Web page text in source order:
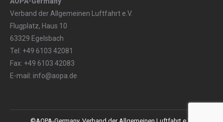
Verband der Allgemeinen Luftfahrt e.V.
Flugplatz, Haus 10
63329 Egelsbach
Tel: +49 6103 42081
Fax: +49 6103 42083
E-mail: info@aopa.de